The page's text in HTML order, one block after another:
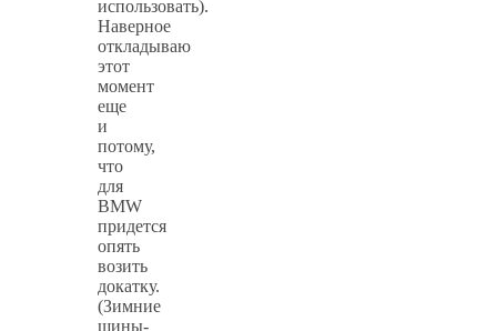
использовать).
Наверное
откладываю
этот
момент
еще
и
потому,
что
для
BMW
придется
опять
возить
докатку.
(Зимние
шины-